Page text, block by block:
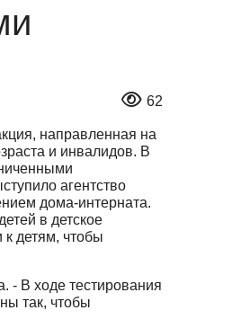
62
направленная на
и инвалидов. В
агентство
дома-интерната.
в детское
детям, чтобы
- В ходе тестирования
так, чтобы